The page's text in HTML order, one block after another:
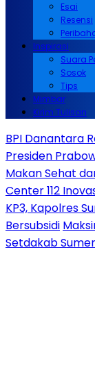
Esai
Resensi
Inspirasi
Suara
Sosok
Tips
Mimbar
Kirim Tulisan
BPI Danantara
Presiden
Makan Sehat
Center 112
KP3, Kapolres
Bersubsidi
Setdakab